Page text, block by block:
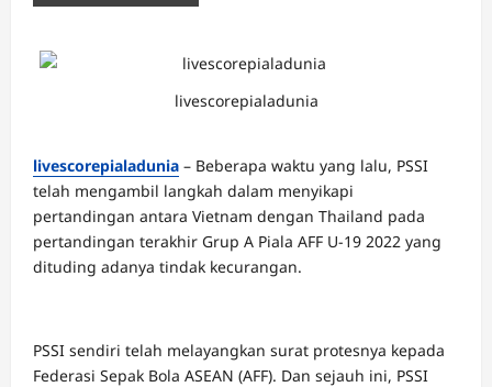
livescorepialadunia
livescorepialadunia – Beberapa waktu yang lalu, PSSI
telah mengambil langkah dalam menyikapi
pertandingan antara Vietnam dengan Thailand pada
pertandingan terakhir Grup A Piala AFF U-19 2022 yang
dituding adanya tindak kecurangan.
PSSI sendiri telah melayangkan surat protesnya kepada
Federasi Sepak Bola ASEAN (AFF). Dan sejauh ini, PSSI